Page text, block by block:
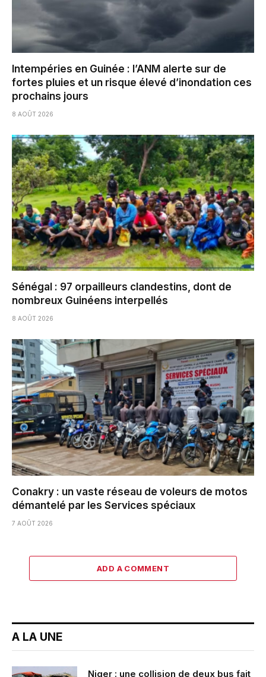
Intempéries en Guinée : l’ANM alerte sur de
fortes pluies et un risque élevé d’inondation ces
prochains jours
8 AOÛT 2026
Sénégal : 97 orpailleurs clandestins, dont de
nombreux Guinéens interpellés
8 AOÛT 2026
Conakry : un vaste réseau de voleurs de motos
démantelé par les Services spéciaux
7 AOÛT 2026
ADD A COMMENT
A LA UNE
Niger : une collision de deux bus fait